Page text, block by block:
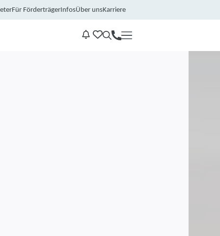
Für FörderträgerInfosÜber unsKarriere
Kontakt